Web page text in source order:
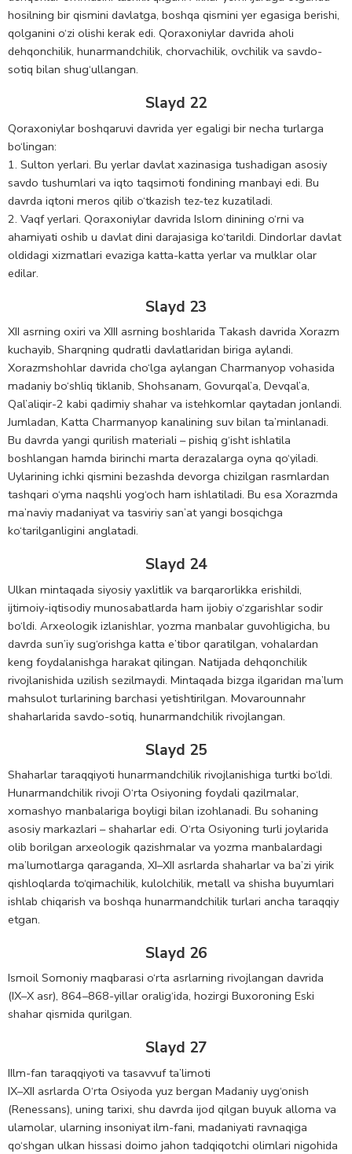
hosilning bir qismini davlatga, boshqa qismini yer egasiga berishi,
qolganini o‘zi olishi kerak edi. Qoraxoniylar davrida aholi
dehqonchilik, hunarmandchilik, chorvachilik, ovchilik va savdo-
sotiq bilan shug‘ullangan.
Slayd 22
Qoraxoniylar boshqaruvi davrida yer egaligi bir necha turlarga
bo‘lingan:
1. Sulton yerlari. Bu yerlar davlat xazinasiga tushadigan asosiy
savdo tushumlari va iqto taqsimoti fondining manbayi edi. Bu
davrda iqtoni meros qilib o‘tkazish tez-tez kuzatiladi.
2. Vaqf yerlari. Qoraxoniylar davrida Islom dinining o‘rni va
ahamiyati oshib u davlat dini darajasiga ko‘tarildi. Dindorlar davlat
oldidagi xizmatlari evaziga katta-katta yerlar va mulklar olar
edilar.
Slayd 23
XII asrning oxiri va XIII asrning boshlarida Takash davrida Xorazm
kuchayib, Sharqning qudratli davlatlaridan biriga aylandi.
Xorazmshohlar davrida cho‘lga aylangan Charmanyop vohasida
madaniy bo‘shliq tiklanib, Shohsanam, Govurqal’a, Devqal’a,
Qal’aliqir-2 kabi qadimiy shahar va istehkomlar qaytadan jonlandi.
Jumladan, Katta Charmanyop kanalining suv bilan ta’minlanadi.
Bu davrda yangi qurilish materiali – pishiq g‘isht ishlatila
boshlangan hamda birinchi marta derazalarga oyna qo‘yiladi.
Uylarining ichki qismini bezashda devorga chizilgan rasmlardan
tashqari o‘yma naqshli yog‘och ham ishlatiladi. Bu esa Xorazmda
ma’naviy madaniyat va tasviriy san’at yangi bosqichga
ko‘tarilganligini anglatadi.
Slayd 24
Ulkan mintaqada siyosiy yaxlitlik va barqarorlikka erishildi,
ijtimoiy-iqtisodiy munosabatlarda ham ijobiy o‘zgarishlar sodir
bo‘ldi. Arxeologik izlanishlar, yozma manbalar guvohligicha, bu
davrda sun’iy sug‘orishga katta e’tibor qaratilgan, vohalardan
keng foydalanishga harakat qilingan. Natijada dehqonchilik
rivojlanishida uzilish sezilmaydi. Mintaqada bizga ilgaridan ma’lum
mahsulot turlarining barchasi yetishtirilgan. Movarounnahr
shaharlarida savdo-sotiq, hunarmandchilik rivojlangan.
Slayd 25
Shaharlar taraqqiyoti hunarmandchilik rivojlanishiga turtki bo‘ldi.
Hunarmandchilik rivoji O‘rta Osiyoning foydali qazilmalar,
xomashyo manbalariga boyligi bilan izohlanadi. Bu sohaning
asosiy markazlari – shaharlar edi. O‘rta Osiyoning turli joylarida
olib borilgan arxeologik qazishmalar va yozma manbalardagi
ma’lumotlarga qaraganda, XI–XII asrlarda shaharlar va ba’zi yirik
qishloqlarda to‘qimachilik, kulolchilik, metall va shisha buyumlari
ishlab chiqarish va boshqa hunarmandchilik turlari ancha taraqqiy
etgan.
Slayd 26
Ismoil Somoniy maqbarasi o‘rta asrlarning rivojlangan davrida
(IX–X asr), 864–868-yillar oralig‘ida, hozirgi Buxoroning Eski
shahar qismida qurilgan.
Slayd 27
IIlm-fan taraqqiyoti va tasavvuf ta’limoti
IX–XII asrlarda O‘rta Osiyoda yuz bergan Madaniy uyg‘onish
(Renessans), uning tarixi, shu davrda ijod qilgan buyuk alloma va
ulamolar, ularning insoniyat ilm-fani, madaniyati ravnaqiga
qo‘shgan ulkan hissasi doimo jahon tadqiqotchi olimlari nigohida